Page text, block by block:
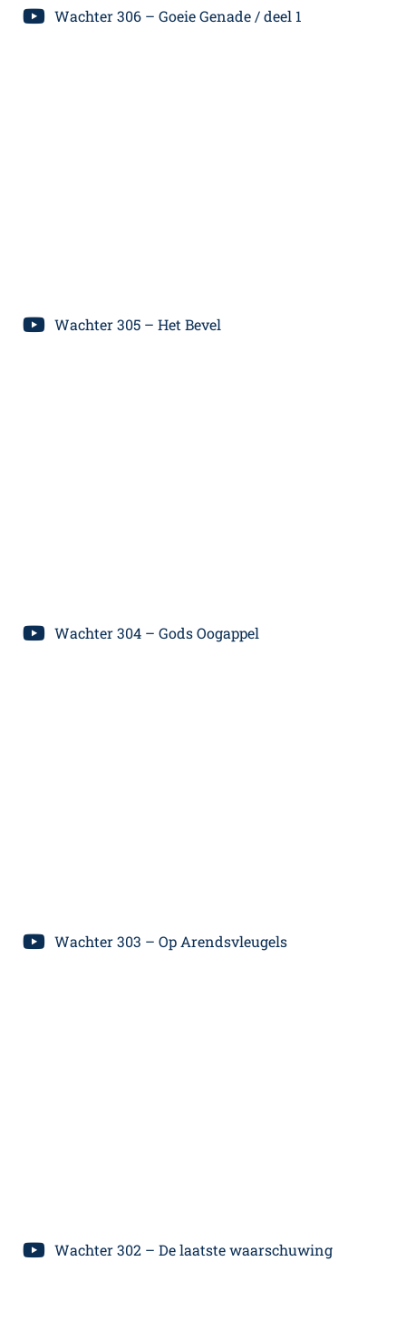
Wachter 306 – Goeie Genade / deel 1
Wachter 305 – Het Bevel
Wachter 304 – Gods Oogappel
Wachter 303 – Op Arendsvleugels
Wachter 302 – De laatste waarschuwing